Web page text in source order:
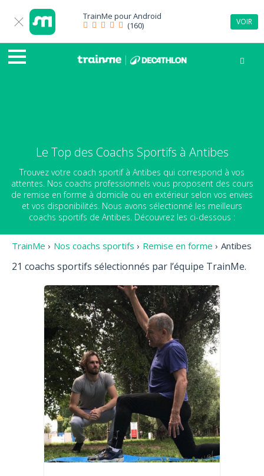
TrainMe pourAndroid
(160)
VOIR
Le Top des Coachs Sportifs à Antibes
Trouvez votre coach sportif à Antibes qui correspond à vos
attentes. Nos coachs professionnels vous proposent des cours
de remise en forme à domicile ou en extérieur selon vos envies
et vos disponibilités. Nous avons sélectionné les meilleurs
coachs sportifs de Antibes. Découvrez les ci-dessous :
TrainMe › Nos coachs sportifs › Remise en forme › Antibes
21 coachs sportifs sélectionnés par l’équipe TrainMe.